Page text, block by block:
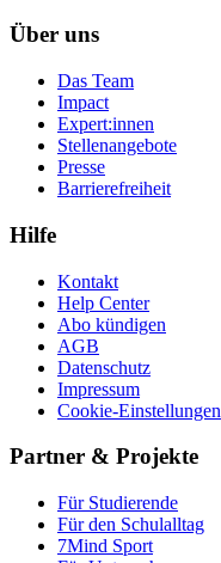
Über uns
Das Team
Impact
Expert:innen
Stellenangebote
Presse
Barrierefreiheit
Hilfe
Kontakt
Help Center
Abo kündigen
AGB
Datenschutz
Impressum
Cookie-Einstellungen
Partner & Projekte
Für Stu­die­rende
Für den Schulalltag
7Mind Sport